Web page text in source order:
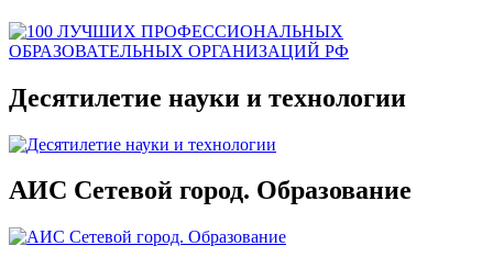
Десятилетие науки и технологии
АИС Сетевой город. Образование